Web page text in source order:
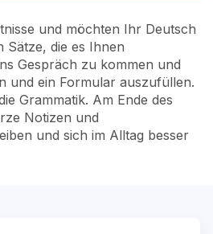
und möchten Ihr Deutsch
Sätze, die es Ihnen
Gespräch zu kommen und
und ein Formular auszufüllen.
Grammatik. Am Ende des
Notizen und
und sich im Alltag besser